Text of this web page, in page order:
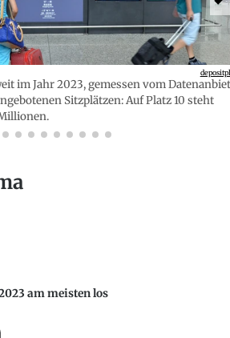
im Jahr 2023, gemessen vom
Sitzplätzen: Auf Platz 10 steht
am meisten los